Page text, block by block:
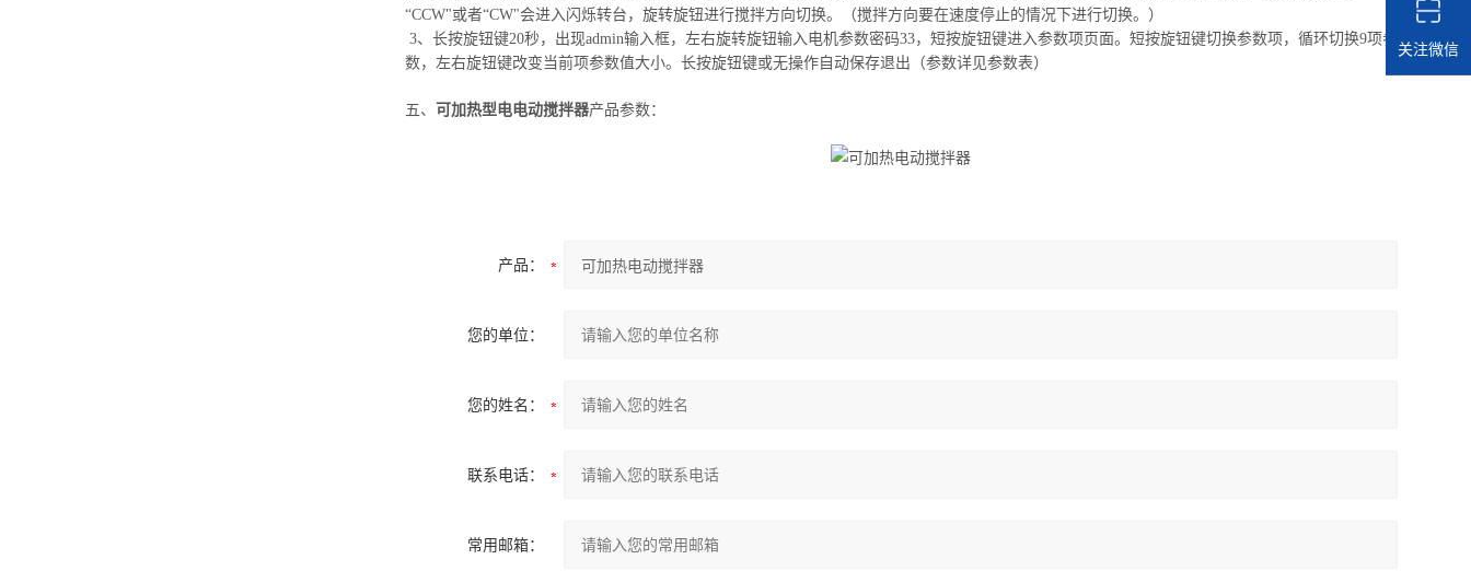
“CCW"或者“CW"会进入闪烁转台，旋转旋钮进行搅拌方向切换。（搅拌方向要在速度停止的情况下进行切换。）
3、长按旋钮键20秒，出现admin输入框，左右旋转旋钮输入电机参数密码33，短按旋钮键进入参数项页面。短按旋钮键切换参数项，循环切换9项参
数，左右旋钮键改变当前项参数值大小。长按旋钮键或无操作自动保存退出（参数详见参数表）
五、 可加热型电电动搅拌器产品参数：
产品：
您的单位：
您的姓名：
联系电话：
常用邮箱：
关注微信